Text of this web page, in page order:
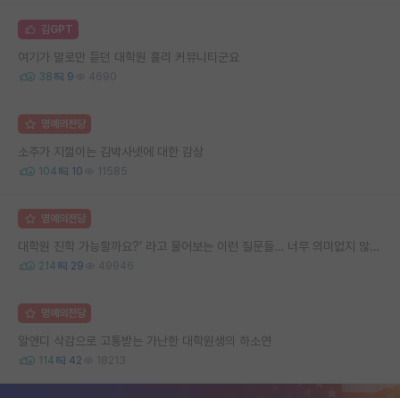
김GPT
여기가 말로만 듣던 대학원 훌리 커뮤니티군요
38 9 4690
명예의전당
소주가 지껄이는 김박사넷에 대한 감상
104 10 11585
명예의전당
대학원 진학 가능할까요?’ 라고 물어보는 이런 질문들… 너무 의미없지 않나요?
214 29 49946
명예의전당
알앤디 삭감으로 고통받는 가난한 대학원생의 하소연
114 42 18213